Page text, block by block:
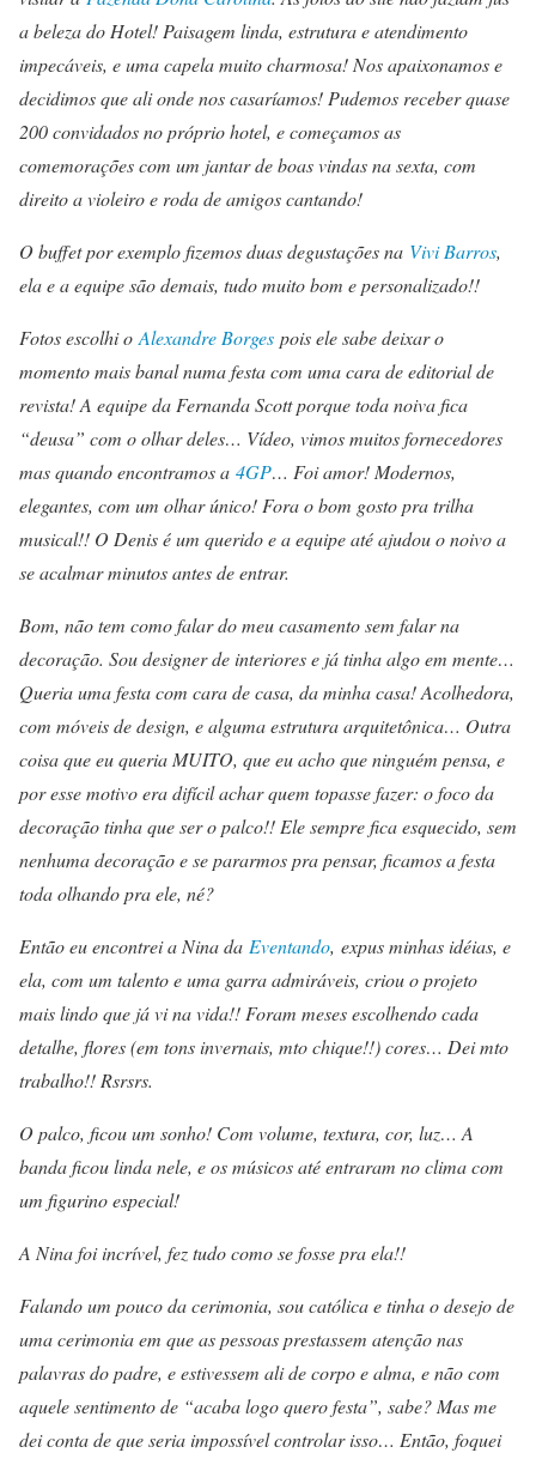
a beleza do Hotel! Paisagem linda, estrutura e atendimento
impecáveis, e uma capela muito charmosa! Nos apaixonamos e
decidimos que ali onde nos casaríamos! Pudemos receber quase
200 convidados no próprio hotel, e começamos as
comemorações com um jantar de boas vindas na sexta, com
direito a violeiro e roda de amigos cantando!
O buffet por exemplo fizemos duas degustações na Vivi Barros,
ela e a equipe são demais, tudo muito bom e personalizado!!
Fotos escolhi o Alexandre Borges pois ele sabe deixar o
momento mais banal numa festa com uma cara de editorial de
revista! A equipe da Fernanda Scott porque toda noiva fica
“deusa” com o olhar deles… Vídeo, vimos muitos fornecedores
mas quando encontramos a 4GP… Foi amor! Modernos,
elegantes, com um olhar único! Fora o bom gosto pra trilha
musical!! O Denis é um querido e a equipe até ajudou o noivo a
se acalmar minutos antes de entrar.
Bom, não tem como falar do meu casamento sem falar na
decoração. Sou designer de interiores e já tinha algo em mente…
Queria uma festa com cara de casa, da minha casa! Acolhedora,
com móveis de design, e alguma estrutura arquitetônica… Outra
coisa que eu queria MUITO, que eu acho que ninguém pensa, e
por esse motivo era difícil achar quem topasse fazer: o foco da
decoração tinha que ser o palco!! Ele sempre fica esquecido, sem
nenhuma decoração e se pararmos pra pensar, ficamos a festa
toda olhando pra ele, né?
Então eu encontrei a Nina da Eventando, expus minhas idéias, e
ela, com um talento e uma garra admiráveis, criou o projeto
mais lindo que já vi na vida!! Foram meses escolhendo cada
detalhe, flores (em tons invernais, mto chique!!) cores… Dei mto
trabalho!! Rsrsrs.
O palco, ficou um sonho! Com volume, textura, cor, luz… A
banda ficou linda nele, e os músicos até entraram no clima com
um figurino especial!
A Nina foi incrível, fez tudo como se fosse pra ela!!
Falando um pouco da cerimonia, sou católica e tinha o desejo de
uma cerimonia em que as pessoas prestassem atenção nas
palavras do padre, e estivessem ali de corpo e alma, e não com
aquele sentimento de “acaba logo quero festa”, sabe? Mas me
dei conta de que seria impossível controlar isso… Então, foquei